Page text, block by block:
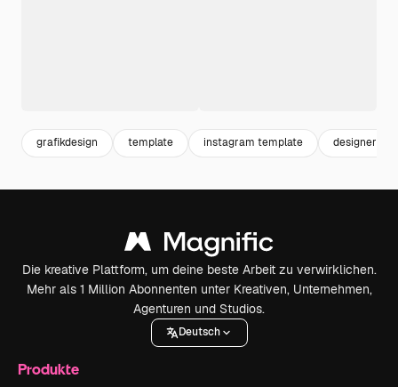
grafikdesign template instagram template designer
Die kreative Plattform, um deine beste Arbeit zu verwirklichen.
Mehr als 1 Million Abonnenten unter Kreativen, Unternehmen,
Agenturen und Studios.
Deutsch
Produkte